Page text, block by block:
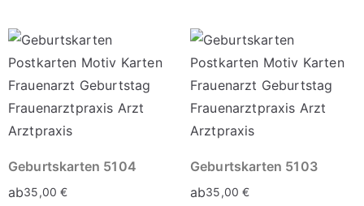
Geburtskarten 5104
ab35,00€
Geburtskarten 5103
ab35,00€